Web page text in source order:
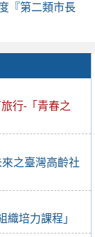
行-「青春之
之臺灣高齡社
織培力課程」
『第二類市長